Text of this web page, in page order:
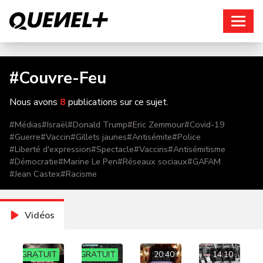
#Couvre-Feu
Nous avons 8 publications sur ce sujet.
#Médias#Israël#Donald Trump#Eric Zemmour#Covid-19
#Guerre#Vaccin#Gillets jaunes#Antisémite#Police
#Liberté d'expression#Spectacle#Vaccins#Antisémitisme
#Démocratie#Marine Le Pen#Réseaux sociaux#GAFAM
#Jean Castex#Racisme
Vidéos
GRATUIT GRATUIT 20:40 14:10